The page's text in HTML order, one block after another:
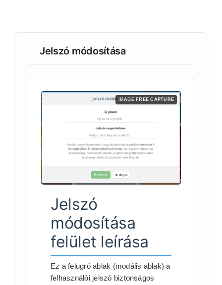
Jelszó módosítása
IMAGE FREE CAPTURE
Jelszó
módosítása
felület leírása
Ez a felugró ablak (modális ablak) a
felhasználói jelszó biztonságos